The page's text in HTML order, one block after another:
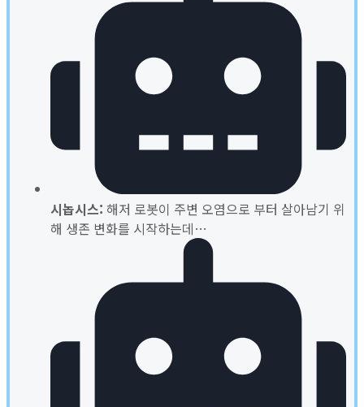
시놉시스: 해저 로봇이 주변 오염으로 부터 살아남기 위
해 생존 변화를 시작하는데…